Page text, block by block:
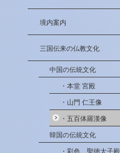
境内案内
三国伝来の仏教文化
中国の伝統文化
・本堂 宮殿
・山門 仁王像
・五百体羅漢像
韓国の伝統文化
・彩色 聖徳太子殿